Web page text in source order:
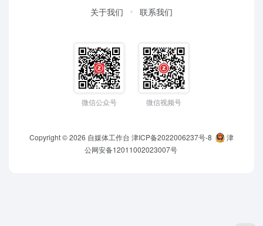
关于我们
联系我们
微信公众号 微信视频号
Copyright © 2026 自媒体工作台 津ICP备2022006237号-8
津
公网安备12011002023007号